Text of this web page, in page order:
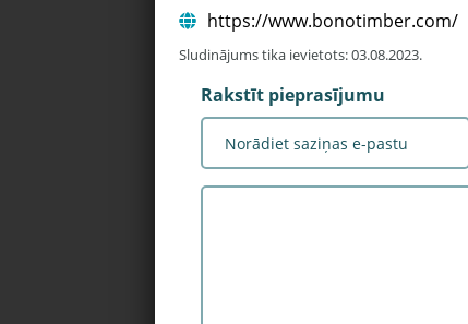
https://www.bonotimber.com/
Sludinājums tika ievietots: 03.08.2023.
Rakstīt pieprasījumu